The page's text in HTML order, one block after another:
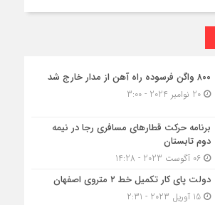
۸۰۰ واگن فرسوده راه آهن از مدار خارج شد
20 نوامبر 2024 - 3:00
برنامه حرکت قطارهای مسافری رجا در نیمه
دوم تابستان
06 آگوست 2023 - 14:28
دولت پای کار تکمیل خط ۲ متروی اصفهان
15 آوریل 2023 - 2:31